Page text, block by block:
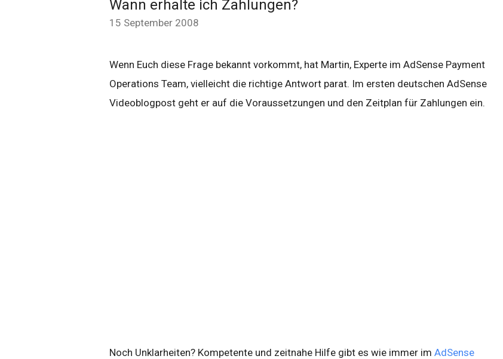
Wann erhalte ich Zahlungen?
15 September 2008
Wenn Euch diese Frage bekannt vorkommt, hat Martin, Experte im AdSense Payment
Operations Team, vielleicht die richtige Antwort parat. Im ersten deutschen AdSense
Videoblogpost geht er auf die Voraussetzungen und den Zeitplan für Zahlungen ein.
Noch Unklarheiten? Kompetente und zeitnahe Hilfe gibt es wie immer im AdSense